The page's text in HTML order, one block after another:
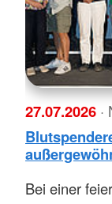
27.07.2026 ·
Bei einer